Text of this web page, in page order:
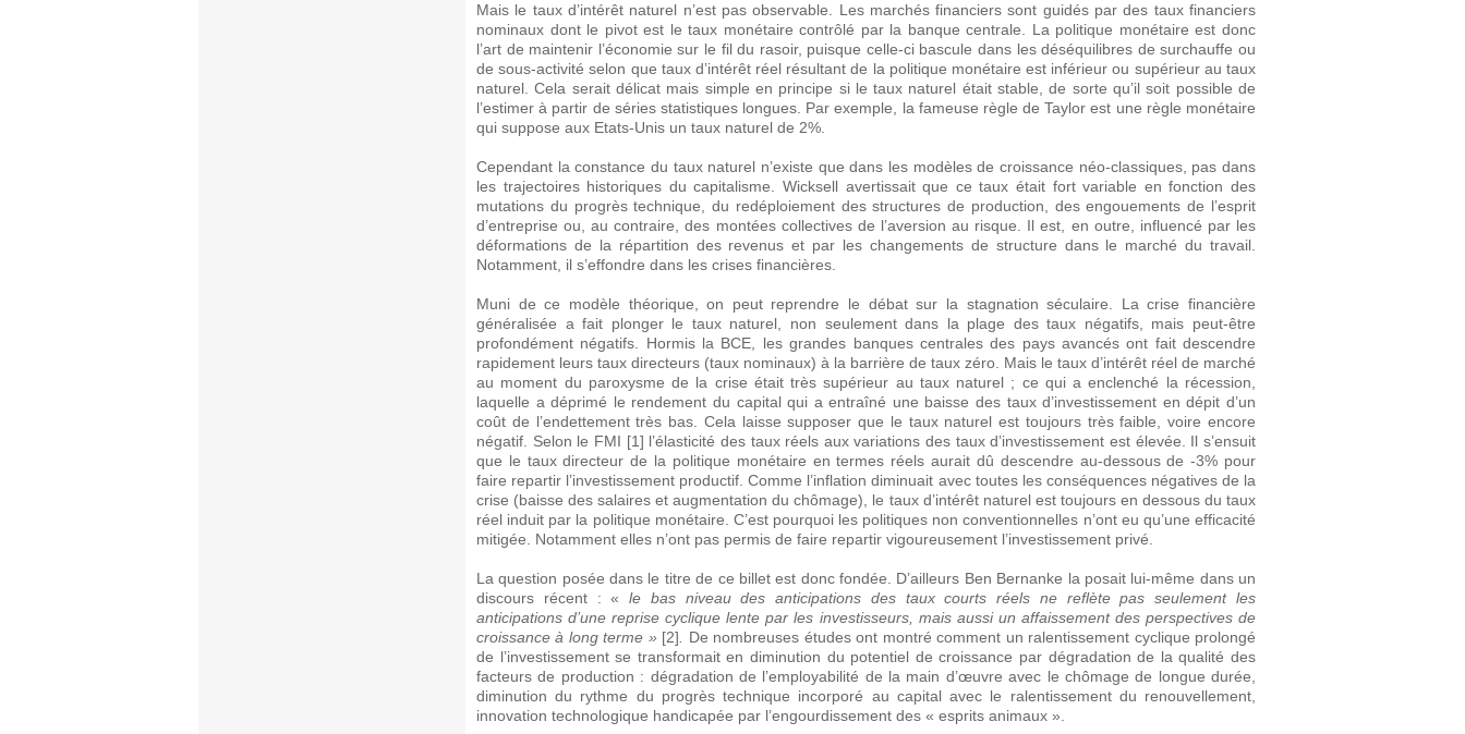
Mais le taux d’intérêt naturel n’est pas observable. Les marchés financiers sont guidés par des taux financiers
nominaux dont le pivot est le taux monétaire contrôlé par la banque centrale. La politique monétaire est donc
l’art de maintenir l’économie sur le fil du rasoir, puisque celle-ci bascule dans les déséquilibres de surchauffe ou
de sous-activité selon que taux d’intérêt réel résultant de la politique monétaire est inférieur ou supérieur au taux
naturel. Cela serait délicat mais simple en principe si le taux naturel était stable, de sorte qu’il soit possible de
l’estimer à partir de séries statistiques longues. Par exemple, la fameuse règle de Taylor est une règle monétaire
qui suppose aux Etats-Unis un taux naturel de 2%.
Cependant la constance du taux naturel n’existe que dans les modèles de croissance néo-classiques, pas dans
les trajectoires historiques du capitalisme. Wicksell avertissait que ce taux était fort variable en fonction des
mutations du progrès technique, du redéploiement des structures de production, des engouements de l’esprit
d’entreprise ou, au contraire, des montées collectives de l’aversion au risque. Il est, en outre, influencé par les
déformations de la répartition des revenus et par les changements de structure dans le marché du travail.
Notamment, il s’effondre dans les crises financières.
Muni de ce modèle théorique, on peut reprendre le débat sur la stagnation séculaire. La crise financière
généralisée a fait plonger le taux naturel, non seulement dans la plage des taux négatifs, mais peut-être
profondément négatifs. Hormis la BCE, les grandes banques centrales des pays avancés ont fait descendre
rapidement leurs taux directeurs (taux nominaux) à la barrière de taux zéro. Mais le taux d’intérêt réel de marché
au moment du paroxysme de la crise était très supérieur au taux naturel ; ce qui a enclenché la récession,
laquelle a déprimé le rendement du capital qui a entraîné une baisse des taux d’investissement en dépit d’un
coût de l’endettement très bas. Cela laisse supposer que le taux naturel est toujours très faible, voire encore
négatif. Selon le FMI [1] l’élasticité des taux réels aux variations des taux d’investissement est élevée. Il s’ensuit
que le taux directeur de la politique monétaire en termes réels aurait dû descendre au-dessous de -3% pour
faire repartir l’investissement productif. Comme l’inflation diminuait avec toutes les conséquences négatives de la
crise (baisse des salaires et augmentation du chômage), le taux d’intérêt naturel est toujours en dessous du taux
réel induit par la politique monétaire. C’est pourquoi les politiques non conventionnelles n’ont eu qu’une efficacité
mitigée. Notamment elles n’ont pas permis de faire repartir vigoureusement l’investissement privé.
La question posée dans le titre de ce billet est donc fondée. D’ailleurs Ben Bernanke la posait lui-même dans un
discours récent : «le bas niveau des anticipations des taux courts réels ne reflète pas seulement les
anticipations d’une reprise cyclique lente par les investisseurs, mais aussi un affaissement des perspectives de
croissance à long terme » [2]. De nombreuses études ont montré comment un ralentissement cyclique prolongé
de l’investissement se transformait en diminution du potentiel de croissance par dégradation de la qualité des
facteurs de production : dégradation de l’employabilité de la main d’œuvre avec le chômage de longue durée,
diminution du rythme du progrès technique incorporé au capital avec le ralentissement du renouvellement,
innovation technologique handicapée par l’engourdissement des « esprits animaux ».